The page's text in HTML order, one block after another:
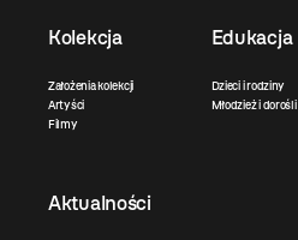
Kolekcja
Założenia kolekcji
Artyści
Filmy
Edukacja
Dzieci i rodziny
Młodzież i dorośli
Aktualności